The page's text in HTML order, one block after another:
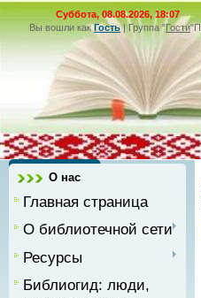
Суббота, 08.08.2026, 18:07
Вы вошли как Гость|Группа"Гости"
О нас
Главная страница
О библиотечной сети
Ресурсы
Библиогид: люди,